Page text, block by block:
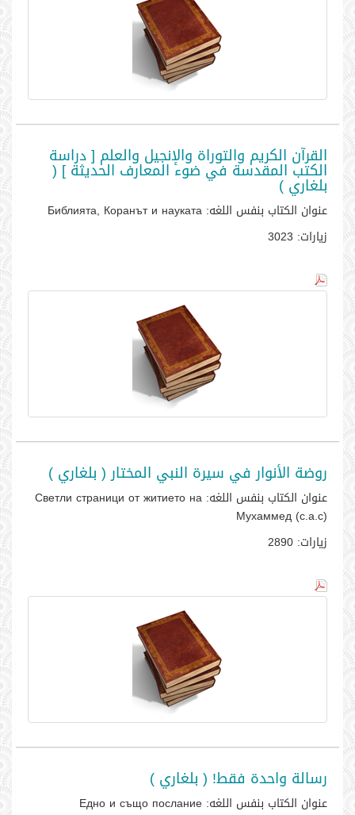
القرآن الكريم والتوراة والإنجيل والعلم [ دراسة
الكتب المقدسة في ضوء المعارف الحديثة ] (
بلغاري )
عنوان الكتاب بنفس اللغه:
زيارات:
روضة الأنوار في سيرة النبي المختار ( بلغاري )
عنوان الكتاب بنفس اللغه: Светли страници от житието на
Мухаммед (с.а.с)
زيارات:
رسالة واحدة فقط! ( بلغاري )
عنوان الكتاب بنفس اللغه: